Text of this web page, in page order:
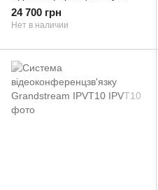
Grandstream GVC3210
24 700 грн
Нет в наличии